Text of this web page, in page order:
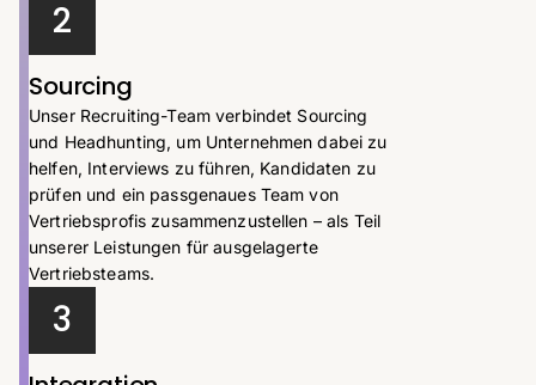
2
Sourcing
Unser Recruiting-Team verbindet Sourcing
und Headhunting, um Unternehmen dabei zu
helfen, Interviews zu führen, Kandidaten zu
prüfen und ein passgenaues Team von
Vertriebsprofis zusammenzustellen – als Teil
unserer Leistungen für ausgelagerte
Vertriebsteams.
3